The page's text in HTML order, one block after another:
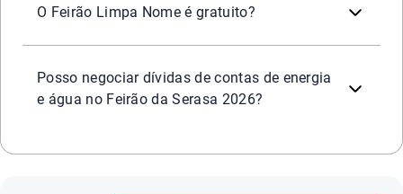
O Feirão Limpa Nome é gratuito?
Posso negociar dívidas de contas de energia
e água no Feirão da Serasa 2026?